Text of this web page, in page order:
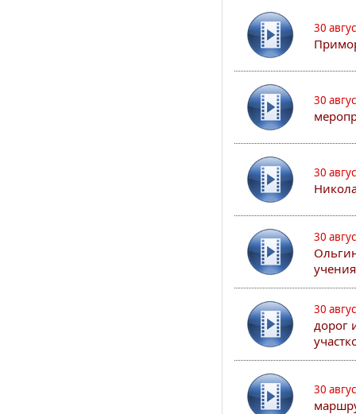
30
30
30
30
30
дорог
30